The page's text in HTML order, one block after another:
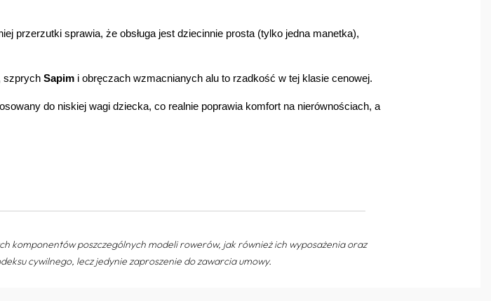
przerzutki sprawia, że obsługa jest dziecinnie prosta (tylko jedna manetka),
szprych Sapim i obręczach wzmacnianych alu to rzadkość w tej klasie cenowej.
do niskiej wagi dziecka, co realnie poprawia komfort na nierównościach, a
komponentów poszczególnych modeli rowerów, jak również ich wyposażenia oraz
cywilnego, lecz jedynie zaproszenie do zawarcia umowy.